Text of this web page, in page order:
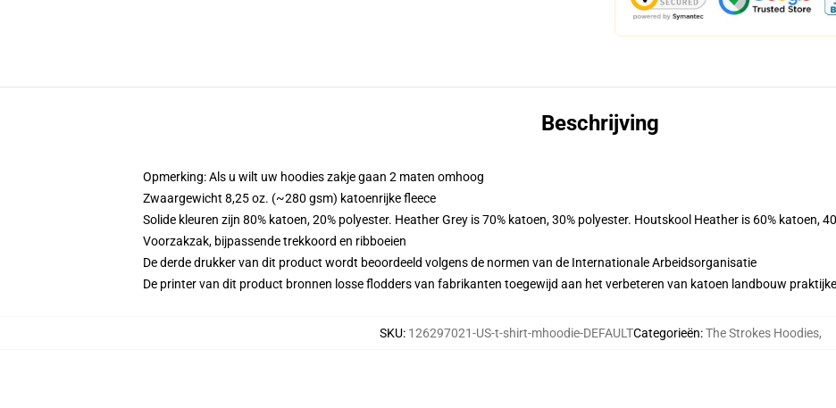
Beschrijving
Opmerking: Als u wilt uw hoodies zakje gaan 2 maten omhoog
Zwaargewicht 8,25 oz. (~280 gsm) katoenrijke fleece
Solide kleuren zijn 80% katoen, 20% polyester. Heather Grey is 70% katoen, 30% polyester. Houtskool Heather is 60% katoen,
Voorzakzak, bijpassende trekkoord en ribboeien
De derde drukker van dit product wordt beoordeeld volgens de normen van de Internationale Arbeidsorganisatie
De printer van dit product bronnen losse flodders van fabrikanten toegewijd aan het verbeteren van katoen landbouw
SKU: 126297021-US-t-shirt-mhoodie-DEFAULTCategorieën:The Strokes Hoodies,